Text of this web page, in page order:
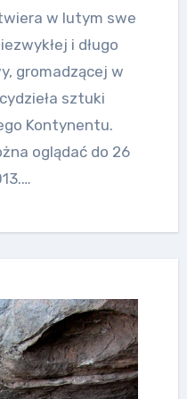
w lutym swe
i długo
gromadzącej w
sztuki
Kontynentu.
oglądać do 26